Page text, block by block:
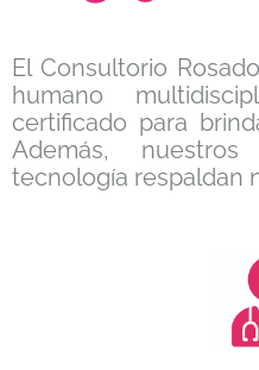
El Consultorio
humano
certificado para
Además,
tecnología respaldan